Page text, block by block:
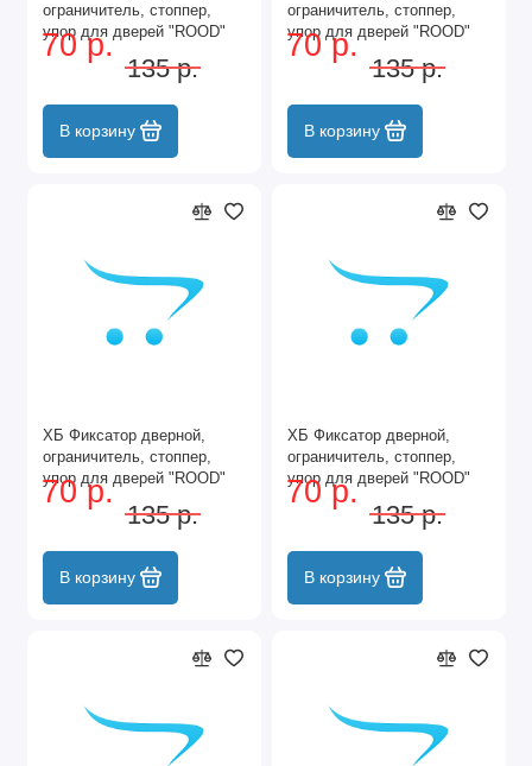
ограничитель, стоппер,
упор для дверей "ROOD"
Цвет: AC - Медь
70 р.
135 р.
В корзину
ограничитель, стоппер,
упор для дверей "ROOD"
Цвет: BN - Чёрный
70 р.
135 р.
В корзину
ХБ Фиксатор дверной,
ограничитель, стоппер,
упор для дверей "ROOD"
Цвет: CP - Хром
70 р.
135 р.
В корзину
ХБ Фиксатор дверной,
ограничитель, стоппер,
упор для дверей "ROOD"
Цвет: PB - Золото
70 р.
135 р.
В корзину